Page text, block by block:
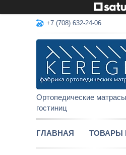
+7 (708) 632-24-06
Ортопедические
гостиниц
ГЛАВНАЯ ТОВАРЫ